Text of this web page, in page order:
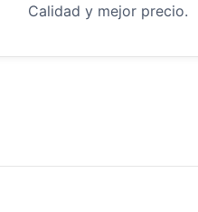
Calidad y mejor precio.